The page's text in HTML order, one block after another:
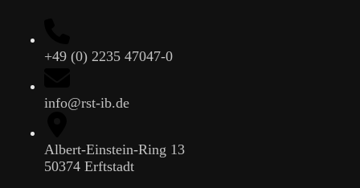
+49 (0) 2235 47047-0
info@rst-ib.de
Albert-Einstein-Ring 13
50374 Erftstadt